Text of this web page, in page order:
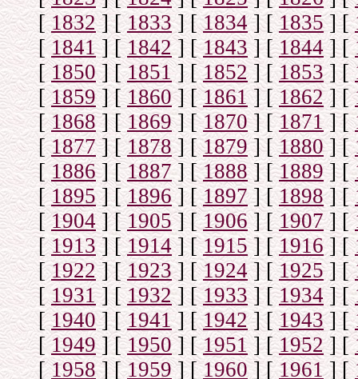
[1832] [1833] [1834] [1835] [
[1841] [1842] [1843 ] [1844] [
[1850] [1851] [1852] [1853] [
[1859] [1860] [1861] [1862] [
[1868] [1869] [1870] [1871] [
[1877] [1878] [1879] [1880] [
[1886] [1887] [1888] [1889] [
[1895] [1896] [1897] [1898] [
[1904] [1905] [1906 ] [1907] [
[1913] [1914] [1915] [1916] [
[1922] [1923] [1924] [1925] [
[1931] [1932] [1933] [1934] [
[1940] [1941] [1942] [1943] [
[1949] [1950] [1951 ] [1952] [
[1958] [1959] [1960] [1961] [